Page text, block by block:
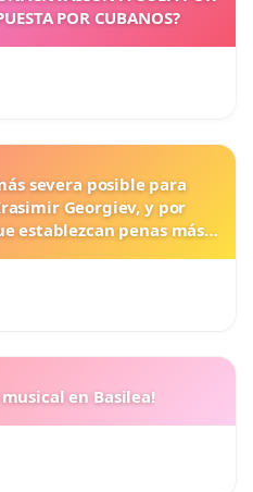
POR CUBANOS?
severa posible para
Georgiev, y por
establezcan penas más
en Basilea!